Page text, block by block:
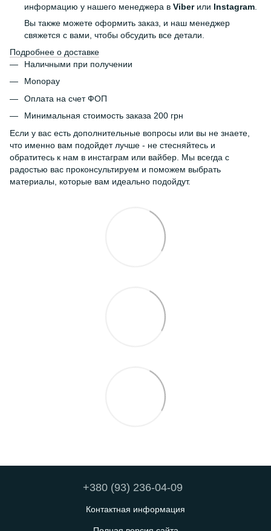
информацию у нашего менеджера в Viberили Instagram
Вы также можете оформить заказ, и наш менеджер
свяжется с вами, чтобы обсудить все детали.
Подробнее о доставке
Наличными при получении
Monopay
Оплата на счет ФОП
Минимальная стоимость заказа 200 грн
Если у вас есть дополнительные вопросы или вы не знаете,
что именно вам подойдет лучше - не стесняйтесь и
обратитесь к нам в инстаграм или вайбер. Мы всегда с
радостью вас проконсультируем и поможем выбрать
материалы, которые вам идеально подойдут.
+380 (93) 236-04-09
Контактная информация